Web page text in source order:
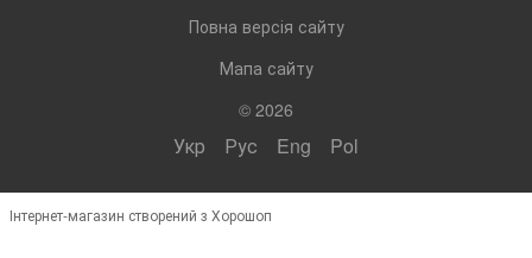
Повна версія сайту
Мапа сайту
© 2026
Укр Рус Eng Pol
Інтернет-магазин створений з Хорошоп